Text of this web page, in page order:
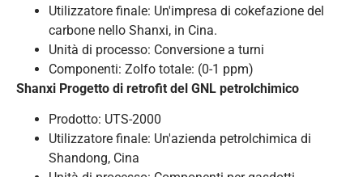
Utilizzatore finale: Un'impresa di cokefazione del
carbone nello Shanxi, in Cina.
Unità di processo: Conversione a turni
Componenti: Zolfo totale: (0-1 ppm)
Shanxi Progetto di retrofit del GNL petrolchimico
Prodotto: UTS-2000
Utilizzatore finale: Un'azienda petrolchimica di
Shandong, Cina